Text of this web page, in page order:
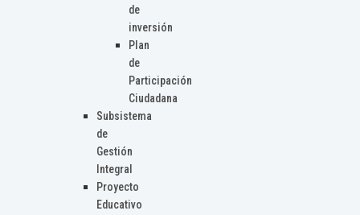
de
inversión
Plan
de
Participación
Ciudadana
Subsistema
de
Gestión
Integral
Proyecto
Educativo